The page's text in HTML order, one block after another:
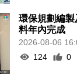
環保規劃編
料年內完成
2026-08-06
124
0